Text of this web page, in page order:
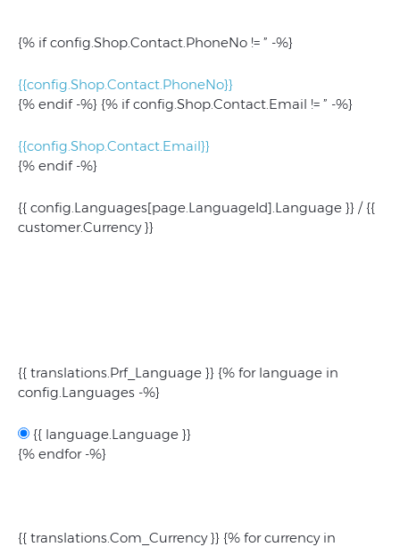
{% if config.Shop.Contact.PhoneNo != ” -%}
{{config.Shop.Contact.PhoneNo}}
{% endif -%} {% if config.Shop.Contact.Email != ” -%}
{{config.Shop.Contact.Email}}
{% endif -%}
{{ config.Languages[page.LanguageId].Language }} / {{
customer.Currency }}
{{ translations.Prf_Language }} {% for language in
config.Languages -%}
{{ language.Language }}
{% endfor -%}
{{ translations.Com_Currency }} {% for currency in